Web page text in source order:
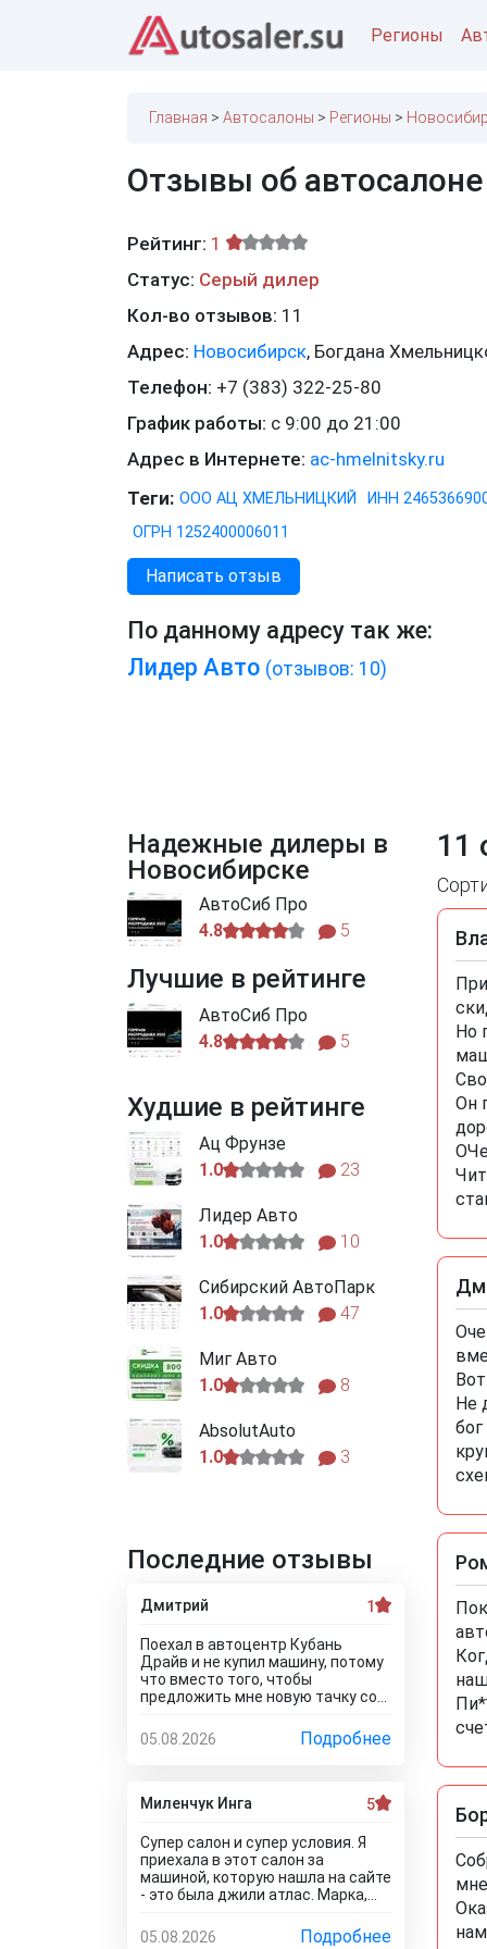
Регионы
Главная Автосалоны Регионы
Отзывы об
Рейтинг: 1
Статус: Серый дилер
Кол-во отзывов: 11
Адрес: Новосибирск, Богдана
Телефон: +7 (383) 322-25-80
График работы: с 9:00 до 21:00
Адрес в Интернете: ac-hmelnitsky.ru
Теги: ООО АЦ ХМЕЛЬНИЦКИЙ
ИНН
ОГРН 1252400006011
Написать отзыв
По данному адресу так же:
Лидер Авто (отзывов: 10)
11
Но
Он
Не
Надежные дилеры в
Новосибирске
АвтоСиб Про
4.8
5
Лучшие в рейтинге
АвтоСиб Про
4.8
5
Худшие в рейтинге
Ац Фрунзе
1.0
23
Лидер Авто
1.0
10
Сибирский АвтоПарк
1.0
47
Миг Авто
1.0
8
AbsolutAuto
1.0
3
Последние отзывы
Дмитрий 1
Поехал в автоцентр Кубань
Драйв и не купил машину, потому
что вместо того, чтобы
предложить мне новую тачку со
мне после тестирования и и к
тому же в битом состоянии!!! Без
всего скажет, что эти машины
время, обратитесь к
официальному дилеру и рекламе
в интернете не верьте, а то как я
прокатитесь туда сюда зря.. а
стоило всего лишь про автосалон
чтоб понять что с этим
05.08.2026 Подробнее
Миленчук Инга 5
Супер салон и супер условия. Я
приехала в этот салон за
машиной, которую нашла на сайте
- это была джили атлас. Марка,
такие, как мне надо. Думала, что
05.08.2026 Подробнее